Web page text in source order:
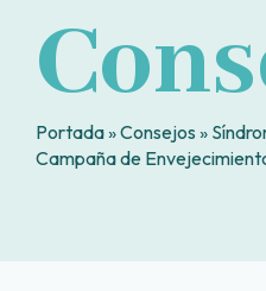
Portada»Consejos »
Campaña de